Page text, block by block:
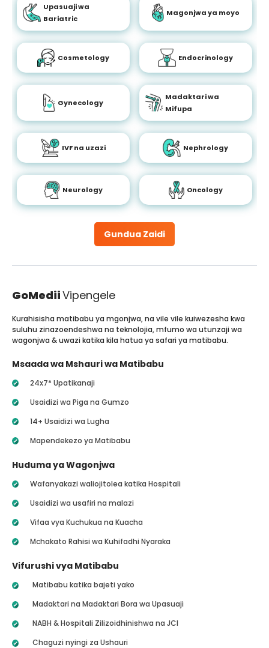
Gundua Zaidi
Upasuaji wa
Bariatric
Magonjwa ya moyo
Cosmetology Endocrinology
Gynecology
Madaktari wa
Mifupa
IVF na uzazi Nephrology
Neurology Oncology
GoMediiVipengele
Kurahisisha matibabu ya mgonjwa, na vile vile kuiwezesha kwa
suluhu zinazoendeshwa na teknolojia, mfumo wa utunzaji wa
wagonjwa & uwazi katika kila hatua ya safari ya matibabu.
Msaada wa Mshauri wa Matibabu
24x7* Upatikanaji
Usaidizi wa Piga na Gumzo
14+ Usaidizi wa Lugha
Mapendekezo ya Matibabu
Huduma ya Wagonjwa
Wafanyakazi waliojitolea katika Hospitali
Usaidizi wa usafiri na malazi
Vifaa vya Kuchukua na Kuacha
Mchakato Rahisi wa Kuhifadhi Nyaraka
Vifurushi vya Matibabu
Matibabu katika bajeti yako
Madaktari na Madaktari Bora wa Upasuaji
NABH & Hospitali Zilizoidhinishwa na JCI
Chaguzi nyingi za Ushauri